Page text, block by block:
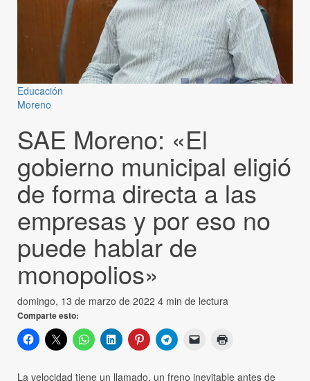
Educación
Moreno
SAE Moreno: «El
gobierno municipal eligió
de forma directa a las
empresas y por eso no
puede hablar de
monopolios»
domingo, 13 de marzo de 2022 4 min de lectura
Comparte esto:
La velocidad tiene un llamado, un freno inevitable antes de